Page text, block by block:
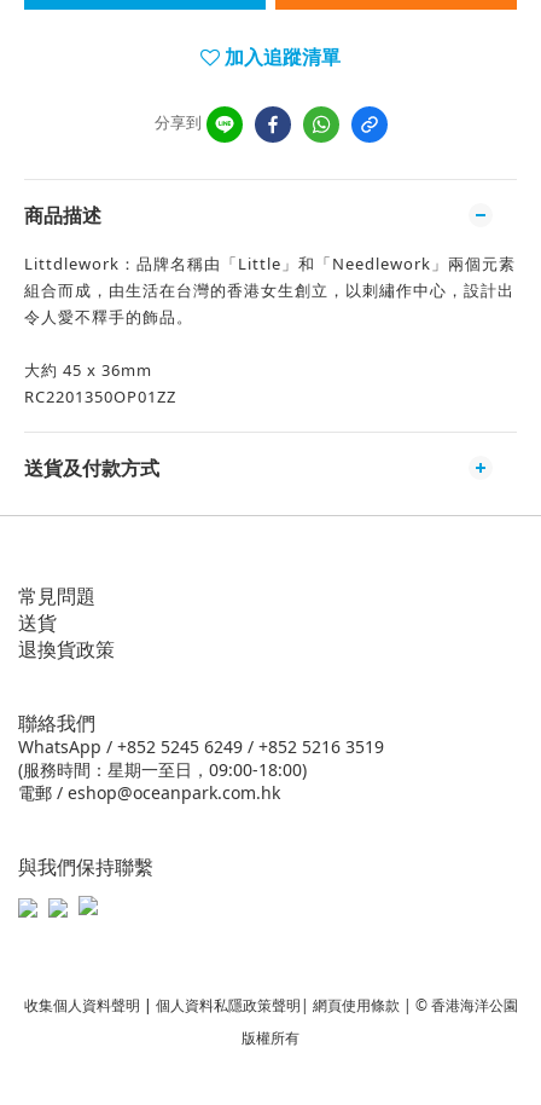
加入追蹤清單
分享到
商品描述
Littdlework：品牌名稱由「Little」和「Needlework」兩個元素
組合而成，由生活在台灣的香港女生創立，以刺繡作中心，設計出
令人愛不釋手的飾品。
大約 45 x 36mm
RC2201350OP01ZZ
送貨及付款方式
常見問題
送貨
退換貨政策
聯絡我們
WhatsApp / +852 5245 6249 / +852 5216 3519
(服務時間：星期一至日，09:00-18:00)
電郵 / eshop@oceanpark.com.hk
與我們保持聯繫
收集個人資料聲明 | 個人資料私隱政策聲明| 網頁使用條款 | © 香港海洋公園
版權所有